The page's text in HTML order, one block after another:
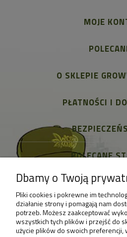
MOJE
O SKLEPIE
PŁATNOŚCI I
POLECANE
Dbamy o Twoją
Pliki cookies i pokrewne im
działanie strony i pomagają nam
potrzeb. Możesz zaakceptować
wszystkich tych plików i przejść do
użycie plików do swoich preferencji,